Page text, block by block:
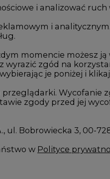
i AI
i IT
emisjami CO2
i analizować ruch
i
momencie możesz
wyrazić zgód na
je poniżej i
Wycofanie
zgody przed jej
Bobrowiecka 3, 00-
w Polityce